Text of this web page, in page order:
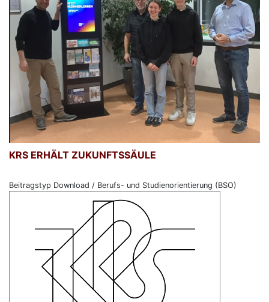
KRS ERHÄLT ZUKUNFTSSÄULE
Beitragstyp Download / Berufs- und Studienorientierung (BSO)